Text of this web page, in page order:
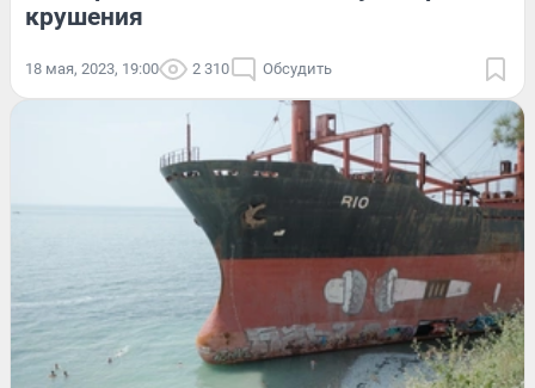
крушения
18 мая, 2023, 19:00 2 310 Обсудить